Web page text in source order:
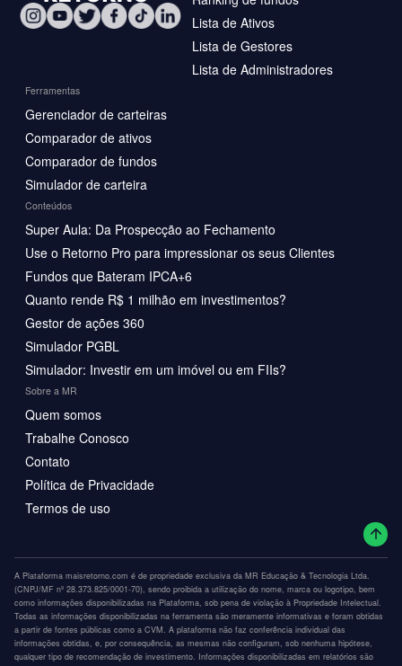
Lista de Ativos
Lista de Gestores
Lista de Administradores
Ferramentas
Gerenciador de carteiras
Comparador de ativos
Comparador de fundos
Simulador de carteira
Conteúdos
Super Aula: Da Prospecção ao Fechamento
Use o Retorno Pro para impressionar os seus Clientes
Fundos que Bateram IPCA+6
Quanto rende R$ 1 milhão em investimentos?
Gestor de ações 360
Simulador PGBL
Simulador: Investir em um imóvel ou em FIIs?
Sobre a MR
Quem somos
Trabalhe Conosco
Contato
Política de Privacidade
Termos de uso
A Plataforma maisretorno.com é de propriedade exclusiva da MR Educação & Tecnologia Ltda.
(CNPJ/MF nº 28.373.825/0001-70), sendo proibida a utilização do nome, marca ou logotipo, bem
como informações disponibilizadas na Plataforma, sob pena de violação à Propriedade Intelectual.
Todas as informações disponibilizadas na ferramenta são meramente informativas e foram obtidas
a partir de fontes públicas como a CVM. A plataforma não faz conferência individual das
informações obtidas, e, por consequência, as mesmas não configuram, sob nenhuma hipótese,
qualquer tipo de recomendação de investimento. Informações disponibilizadas em relatórios são